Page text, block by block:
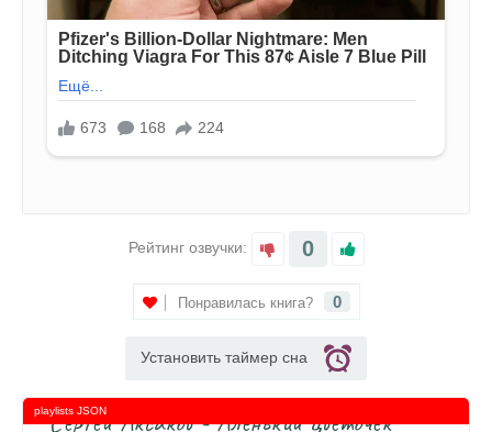
Рейтинг озвучки: 0
Понравилась книга? 0
Установить таймер сна
Сергей Аксаков - Аленький цветочек
playlists JSON